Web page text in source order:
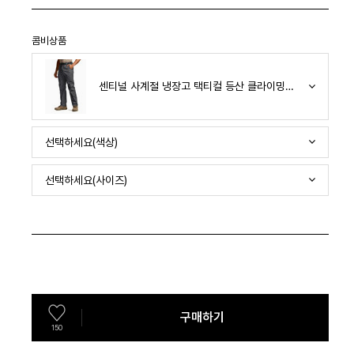
콤비상품
센티널 사계절 냉장고 택티컬 등산 클라이밍 밴딩 스
선택하세요(색상)
선택하세요(사이즈)
150
구매하기